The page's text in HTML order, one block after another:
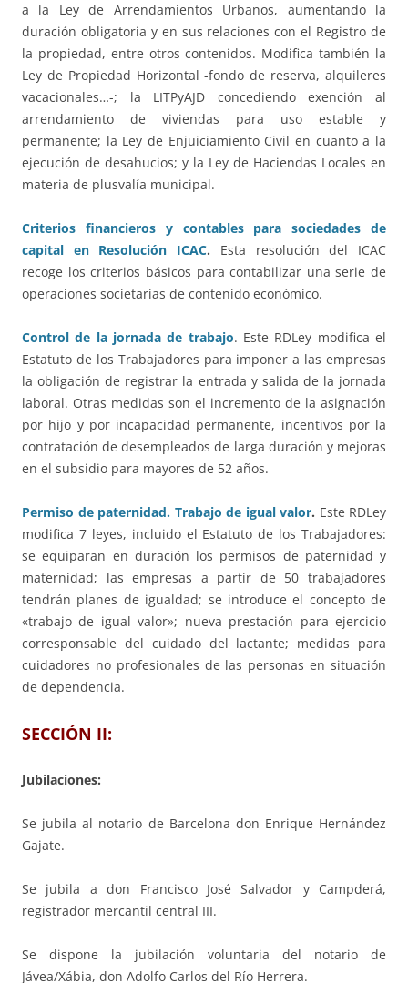
a la Ley de Arrendamientos Urbanos, aumentando la
duración obligatoria y en sus relaciones con el Registro de
la propiedad, entre otros contenidos. Modifica también la
Ley de Propiedad Horizontal -fondo de reserva, alquileres
vacacionales…-; la LITPyAJD concediendo exención al
arrendamiento de viviendas para uso estable y
permanente; la Ley de Enjuiciamiento Civil en cuanto a la
ejecución de desahucios; y la Ley de Haciendas Locales en
materia de plusvalía municipal.
Criterios financieros y contables para sociedades de
capital en Resolución ICAC. Esta resolución del ICAC
recoge los criterios básicos para contabilizar una serie de
operaciones societarias de contenido económico.
Control de la jornada de trabajo. Este RDLey modifica el
Estatuto de los Trabajadores para imponer a las empresas
la obligación de registrar la entrada y salida de la jornada
laboral. Otras medidas son el incremento de la asignación
por hijo y por incapacidad permanente, incentivos por la
contratación de desempleados de larga duración y mejoras
en el subsidio para mayores de 52 años.
Permiso de paternidad. Trabajo de igual valor. Este RDLey
modifica 7 leyes, incluido el Estatuto de los Trabajadores:
se equiparan en duración los permisos de paternidad y
maternidad; las empresas a partir de 50 trabajadores
tendrán planes de igualdad; se introduce el concepto de
«trabajo de igual valor»; nueva prestación para ejercicio
corresponsable del cuidado del lactante; medidas para
cuidadores no profesionales de las personas en situación
de dependencia.
SECCIÓN II:
Jubilaciones:
Se jubila al notario de Barcelona don Enrique Hernández
Gajate.
Se jubila a don Francisco José Salvador y Campderá,
registrador mercantil central III.
Se dispone la jubilación voluntaria del notario de
Jávea/Xábia, don Adolfo Carlos del Río Herrera.